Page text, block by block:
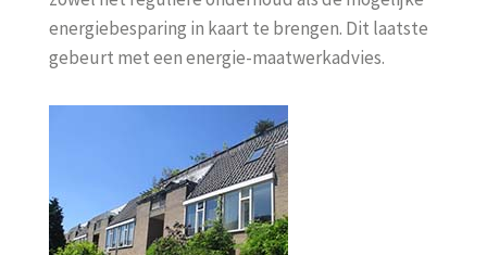
energiebesparing in kaart te brengen. Dit laatste
gebeurt met een energie-maatwerkadvies.